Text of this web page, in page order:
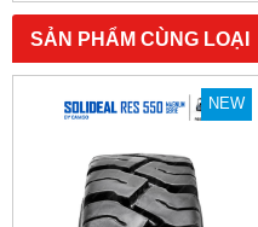
SẢN PHẨM CÙNG LOẠI
NEW